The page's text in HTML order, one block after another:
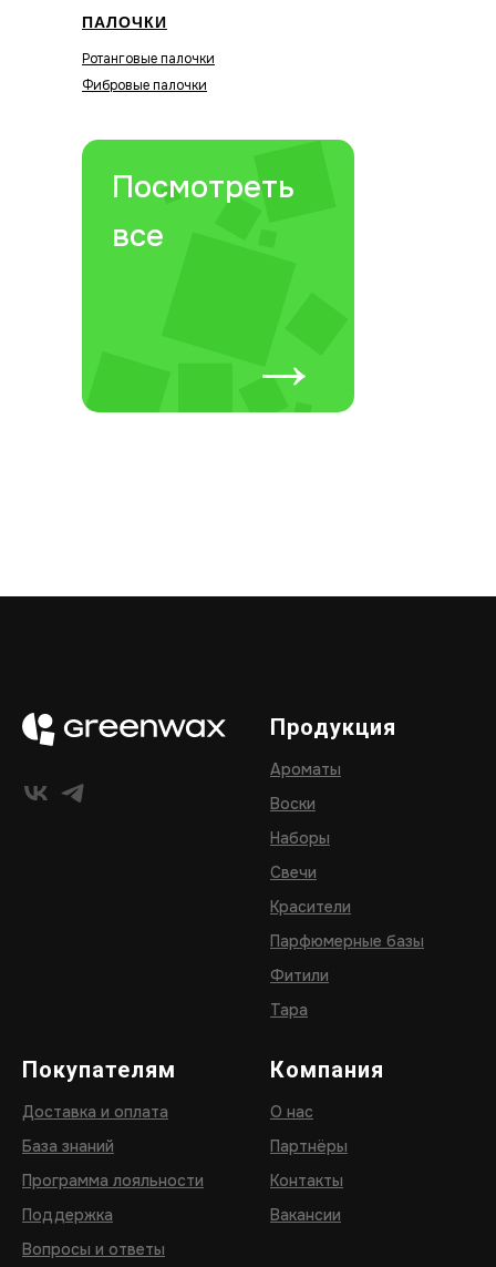
ПАЛОЧКИ
Ротанговые палочки
Фибровые палочки
Посмотреть
все
→
Продукция
Ароматы
Воски
Наборы
Свечи
Красители
Парфюмерные базы
Фитили
Тара
Покупателям
Доставка и оплата
База знаний
Программа лояльности
Поддержка
Вопросы и ответы
Компания
О нас
Партнёры
Контакты
Вакансии